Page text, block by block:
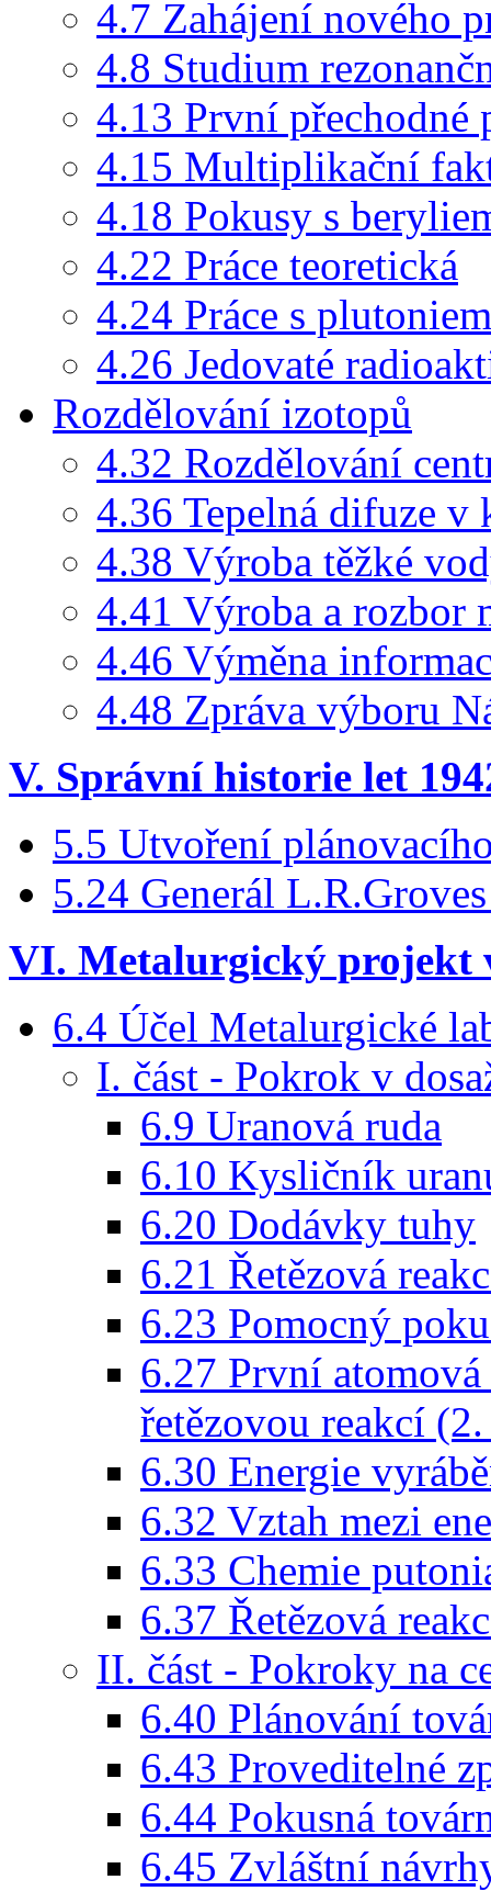
4.7 Zahájení nového
4.8 Studium
4.13 První přechodné
4.15 Multiplikační
4.18 Pokusy s
4.22 Práce teoretická
4.24 Práce s plutoniem
4.26 Jedovaté
Rozdělování izotopů
4.32 Rozdělování
4.36 Tepelná difuze v
4.38 Výroba těžké
4.41 Výroba a rozbor
4.46 Výměna
4.48 Zpráva výboru
V. Správní historie let
5.5 Utvoření
5.24 Generál
VI. Metalurgický projekt
6.4 Účel Metalurgické
I. část - Pokrok v
6.9 Uranová ruda
6.10 Kysličník
6.20 Dodávky tuhy
6.21 Řetězová
6.23 Pomocný
6.27 První
řetězovou reakcí
6.30 Energie
6.32 Vztah mezi
6.33 Chemie
6.37 Řetězová
II. část - Pokroky na
6.40 Plánování
6.43 Proveditelné
6.44 Pokusná
6.45 Zvláštní